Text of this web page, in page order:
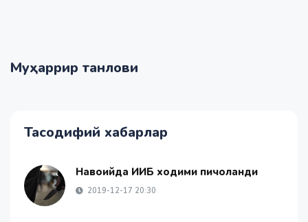
Муҳаррир танлови
Тасодифий хабарлар
Навоийда ИИБ ходими пичоқланди
2019-12-17 20:30